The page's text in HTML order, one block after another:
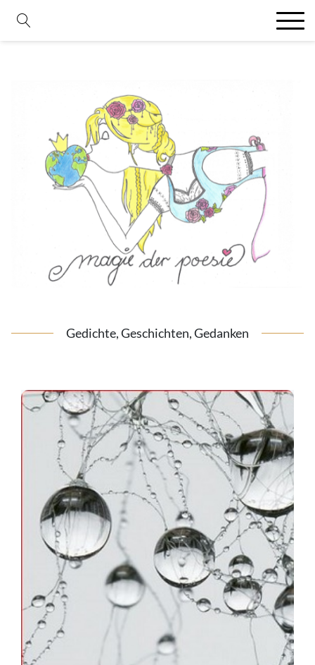
Gedichte, Geschichten, Gedanken